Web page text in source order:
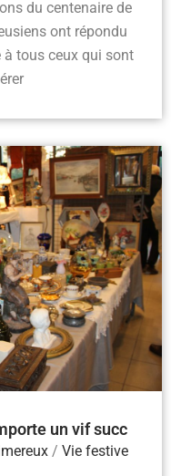
du centenaire de
ont répondu
à tous ceux qui sont
un vif succ
/ Vie festive